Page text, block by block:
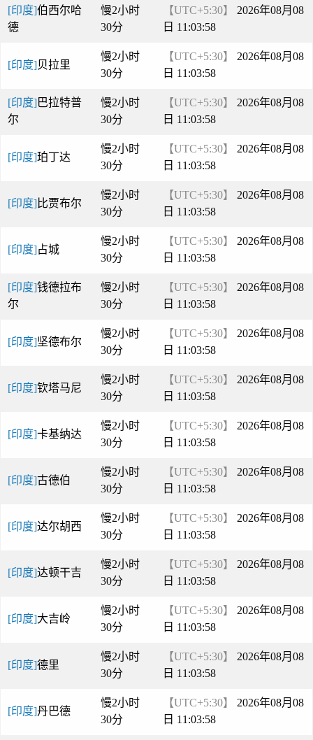
[印度]伯西尔哈
德
慢2小时
30分
【UTC+5:30】
2026年08月08
日 11:03:58
[印度]贝拉里
慢2小时
30分
【UTC+5:30】
2026年08月08
日 11:03:58
[印度]巴拉特普
尔
慢2小时
30分
【UTC+5:30】
2026年08月08
日 11:03:58
[印度]珀丁达
慢2小时
30分
【UTC+5:30】
2026年08月08
日 11:03:58
[印度]比贾布尔
慢2小时
30分
【UTC+5:30】
2026年08月08
日 11:03:58
[印度]占城
慢2小时
30分
【UTC+5:30】
2026年08月08
日 11:03:58
[印度]钱德拉布
尔
慢2小时
30分
【UTC+5:30】
2026年08月08
日 11:03:58
[印度]坚德布尔
慢2小时
30分
【UTC+5:30】
2026年08月08
日 11:03:58
[印度]钦塔马尼
慢2小时
30分
【UTC+5:30】
2026年08月08
日 11:03:58
[印度]卡基纳达
慢2小时
30分
【UTC+5:30】
2026年08月08
日 11:03:58
[印度]古德伯
慢2小时
30分
【UTC+5:30】
2026年08月08
日 11:03:58
[印度]达尔胡西
慢2小时
30分
【UTC+5:30】
2026年08月08
日 11:03:58
[印度]达顿干吉
慢2小时
30分
【UTC+5:30】
2026年08月08
日 11:03:58
[印度]大吉岭
慢2小时
30分
【UTC+5:30】
2026年08月08
日 11:03:58
[印度]德里
慢2小时
30分
【UTC+5:30】
2026年08月08
日 11:03:58
[印度]丹巴德
慢2小时
30分
【UTC+5:30】
2026年08月08
日 11:03:58